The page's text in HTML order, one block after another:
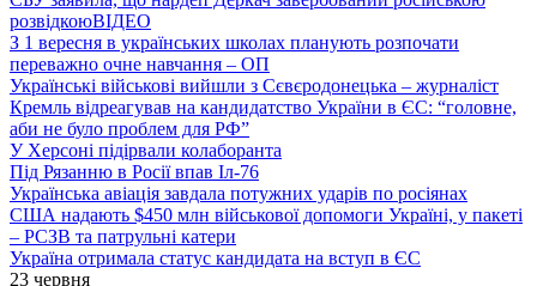
розвідкоюВІДЕО
З 1 вересня в українських школах планують розпочати
переважно очне навчання – ОП
Українські військові вийшли з Сєвєродонецька – журналіст
Кремль відреагував на кандидатство України в ЄС: “головне,
аби не було проблем для РФ”
У Херсоні підірвали колаборанта
Під Рязанню в Росії впав Іл-76
Українська авіація завдала потужних ударів по росіянах
США надають $450 млн військової допомоги Україні, у пакеті
– РСЗВ та патрульні катери
Україна отримала статус кандидата на вступ в ЄС
23 червня